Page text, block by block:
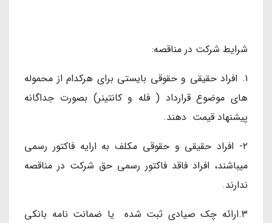
شرایط شرکت در مناقصه:
۱. افراد حقیقی و حقوقی بایستی برای هرکدام از محموله
های موضوع قرارداد ( فله و کانتینر) بصورت جداگانه
پیشنهاد قیمت دهند.
۲- افراد حقیقی و حقوقی مکلف به ارایه فاکتور رسمی
میباشند، افراد فاقد فاکتور رسمی حق شرکت در مناقصه
ندارند.
۳.ارائه چک صیادی ثبت شده یا ضمانت نامه بانکی